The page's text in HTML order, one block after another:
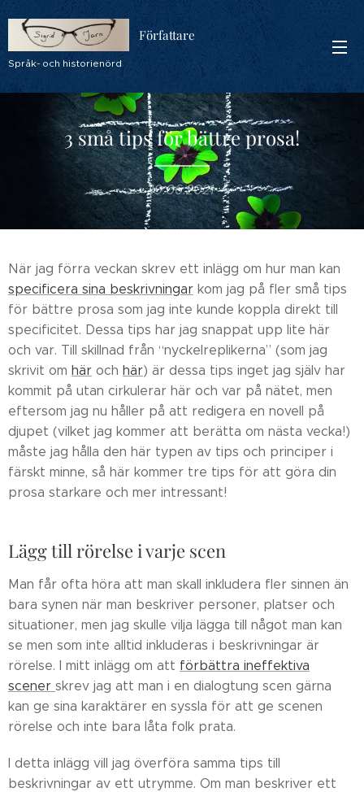
Författare
Språk- och historienörd
3 små tips för bättre prosa!
19.06.2021
När jag förra veckan skrev ett inlägg om hur man kan
specificera sina beskrivningar kom jag på fler små tips
för bättre prosa som jag inte kunde koppla direkt till
specificitet. Dessa tips har jag snappat upp lite här
och var. Till skillnad från “nyckelreplikerna” (som jag
skrivit om här och här) är dessa tips inget jag själv har
kommit på utan cirkulerar här och var på nätet, men
eftersom jag nu håller på att redigera en novell på
djupet (vilket jag kommer att berätta om nästa vecka!)
måste jag hålla den här typen av tips och principer i
färskt minne, så här kommer tre tips för att göra din
prosa starkare och mer intressant!
Lägg till rörelse i varje scen
Man får ofta höra att man skall inkludera fler sinnen än
bara synen när man beskriver personer, platser och
situationer, men jag skulle vilja lägga till något man kan
se men som inte alltid inkluderas i beskrivningar är
rörelse. I mitt inlägg om att förbättra ineffektiva
scener skrev jag att man i en dialogtung scen gärna
kan ge sina karaktärer en syssla för att ge scenen
rörelse och inte bara låta folk prata.
I detta inlägg vill jag överföra samma tips till
beskrivningar av ett utrymme. Om man beskriver ett